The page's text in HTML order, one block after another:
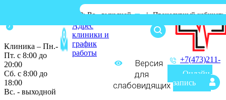
8:00 до 18:00; Вс.- выходной | Процедурный кабинет: Пн.-Сб. с
Клиника – Пн.-
Пт. с 8:00 до
20:00
Сб. с 8:00 до
18:00
Вс. - выходной
Адрес
клиники и
график
работы
Версия
для
слабовидящих
+7(473)211-
Онлайн-
запись